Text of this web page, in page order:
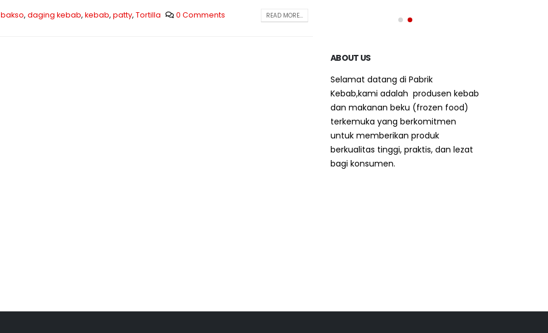
bakso, daging kebab, kebab, patty, Tortilla 0 Comments READ MORE...
ABOUT US
Selamat datang di Pabrik
Kebab,kami adalah produsen kebab
dan makanan beku (frozen food)
terkemuka yang berkomitmen
untuk memberikan produk
berkualitas tinggi, praktis, dan lezat
bagi konsumen.